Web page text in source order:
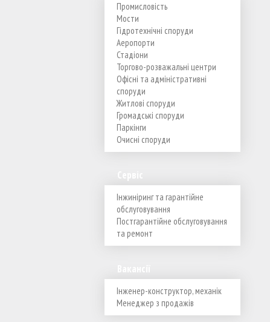
Промисловість
Мости
Гідротехнічні споруди
Аеропорти
Стадіони
Торгово-розважальні центри
Офісні та адміністративні
споруди
Житлові споруди
Громадські споруди
Паркінги
Очисні споруди
Інжиніринг та гарантійне
обслуговування
Постгарантійне обслуговування
та ремонт
Інженер-конструктор, механік
Менеджер з продажів